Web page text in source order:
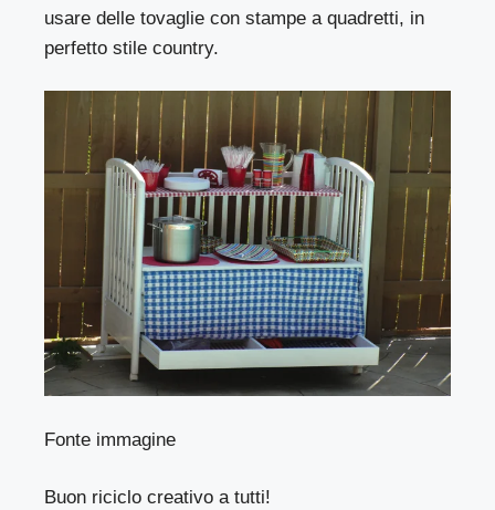
usare delle tovaglie con stampe a quadretti, in
perfetto stile country.
Fonte immagine
Buon riciclo creativo a tutti!